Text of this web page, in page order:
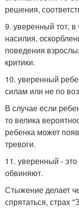
решения,
9. уверенный тот, в
насилия,
поведения
критики.
10. уверенный
силам или не по
В случае если
то велика
ребенка может
тревоги.
11. уверенный - это
обвиняют.
Стыжение делает
спрятаться, страх